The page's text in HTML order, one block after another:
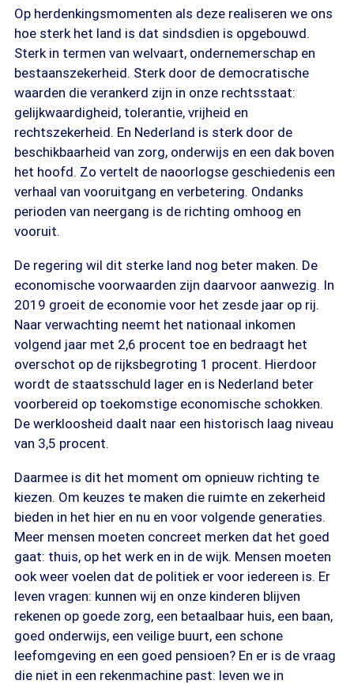
Op herdenkingsmomenten als deze realiseren we ons
hoe sterk het land is dat sindsdien is opgebouwd.
Sterk in termen van welvaart, ondernemerschap en
bestaanszekerheid. Sterk door de democratische
waarden die verankerd zijn in onze rechtsstaat:
gelijkwaardigheid, tolerantie, vrijheid en
rechtszekerheid. En Nederland is sterk door de
beschikbaarheid van zorg, onderwijs en een dak boven
het hoofd. Zo vertelt de naoorlogse geschiedenis een
verhaal van vooruitgang en verbetering. Ondanks
perioden van neergang is de richting omhoog en
vooruit.
De regering wil dit sterke land nog beter maken. De
economische voorwaarden zijn daarvoor aanwezig. In
2019 groeit de economie voor het zesde jaar op rij.
Naar verwachting neemt het nationaal inkomen
volgend jaar met 2,6 procent toe en bedraagt het
overschot op de rijksbegroting 1 procent. Hierdoor
wordt de staatsschuld lager en is Nederland beter
voorbereid op toekomstige economische schokken.
De werkloosheid daalt naar een historisch laag niveau
van 3,5 procent.
Daarmee is dit het moment om opnieuw richting te
kiezen. Om keuzes te maken die ruimte en zekerheid
bieden in het hier en nu en voor volgende generaties.
Meer mensen moeten concreet merken dat het goed
gaat: thuis, op het werk en in de wijk. Mensen moeten
ook weer voelen dat de politiek er voor iedereen is. Er
leven vragen: kunnen wij en onze kinderen blijven
rekenen op goede zorg, een betaalbaar huis, een baan,
goed onderwijs, een veilige buurt, een schone
leefomgeving en een goed pensioen? En er is de vraag
die niet in een rekenmachine past: leven we in